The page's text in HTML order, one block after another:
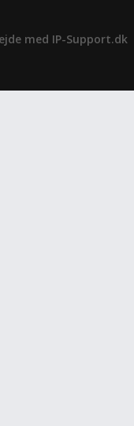
med IP-Support.dk